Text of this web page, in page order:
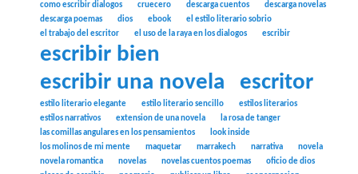
como escribir dialogos
cruecero descarga cuentos
descarga novelas
descarga poemas
dios ebook
el estilo literario sobrio
el trabajo del escritor
el uso de la raya en los dialogos escribir
escribir bien
escribir una novela
escritor
estilo literario elegante estilo literario sencillo
estilos literarios
estilos narrativos
extension de una novela
la rosa de tanger
las comillas angulares en los pensamientos
look inside
los molinos de mi mente
maquetar marrakech narrativa
novela
novela romantica
novelas novelas cuentos poemas
oficio de dios